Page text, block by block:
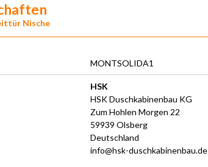
Nische
MONTSOLIDA1
HSK
HSK Duschkabinenbau KG
Zum Hohlen Morgen 22
59939 Olsberg
Deutschland
info@hsk-duschkabinenbau.de